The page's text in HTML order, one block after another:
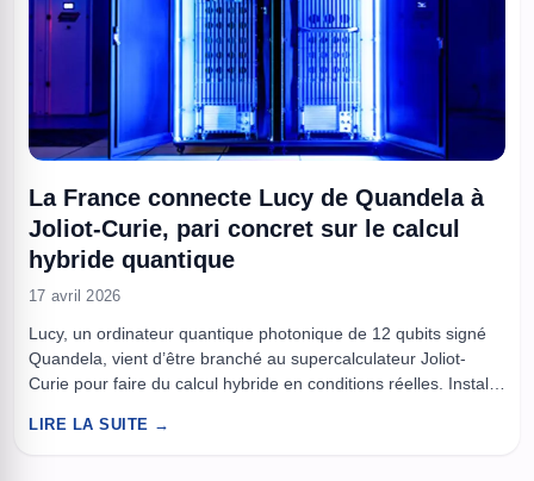
La France connecte Lucy de Quandela à
Joliot-Curie, pari concret sur le calcul
hybride quantique
17 avril 2026
Lucy, un ordinateur quantique photonique de 12 qubits signé
Quandela, vient d’être branché au supercalculateur Joliot-
Curie pour faire du calcul hybride en conditions réelles. Installé
système s’insère dans une logique simple, arrêter de parler
LIRE LA SUITE →